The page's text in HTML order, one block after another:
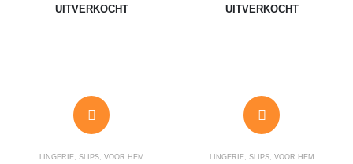
UITVERKOCHT
LINGERIE, SLIPS, VOOR HEM
UITVERKOCHT
LINGERIE, SLIPS, VOOR HEM